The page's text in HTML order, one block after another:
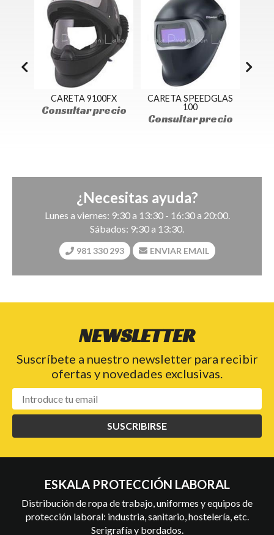
CARETA 9100FX
Consultar precio
CARETA SPEEDGLAS
100
Consultar precio
¿Necesitas ayuda?
Lunes a viernes: 9:30 a 13:30 - 16:30 a 20:00.
Sábados: 9:30 a 13:30.
981 330 293 ENVIAR EMAIL
NEWSLETTER
Suscríbete a nuestro newsletter para recibir
ofertas y novedades exclusivas.
SUSCRIBIRSE
ESKALA PROTECCIÓN LABORAL
Distribución de ropa de trabajo, uniformes y equipos de
protección laboral: industria, sanitario, hostelería, etc.
Serigrafía y bordados.